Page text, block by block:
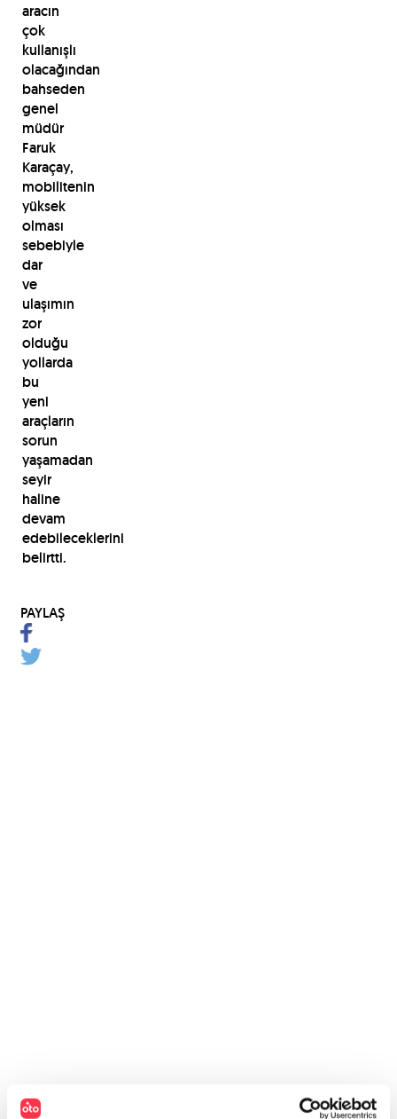
aracın
çok
kullanışlı
olacağından
bahseden
genel
müdür
Faruk
Karaçay,
mobilitenin
yüksek
olması
sebebiyle
dar
ve
ulaşımın
zor
olduğu
yollarda
bu
yeni
araçların
sorun
yaşamadan
seyir
haline
devam
edebileceklerini
belirtti.
PAYLAŞ